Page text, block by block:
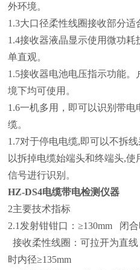
外环境。
1.3大口径柔性线圈接收部分适
1.4接收器液晶显示使用微功
单直观。
1.5接收器电池电压指示功能
境下均可使用。
1.6一机多用，即可以识别带
缆。
1.7对于停电电缆,即可以不拆
以拆掉电缆始端头和终端头,
信号进行识别。
HZ-DS4电缆带电检测仪器
2主要技术指标
2.1发射钳钳口：≥130mm 闭合
接收柔性线圈：可拉开为直
时内径≥135mm